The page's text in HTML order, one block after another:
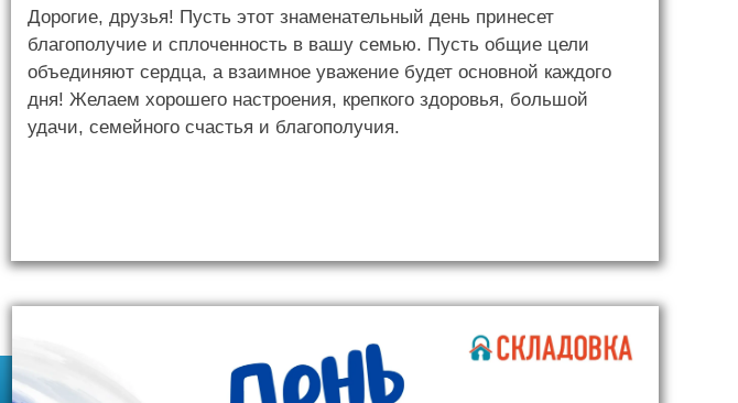
Дорогие, друзья! Пусть этот знаменательный день принесет
благополучие и сплоченность в вашу семью. Пусть общие цели
объединяют сердца, а взаимное уважение будет основной каждого
дня! Желаем хорошего настроения, крепкого здоровья, большой
удачи, семейного счастья и благополучия.